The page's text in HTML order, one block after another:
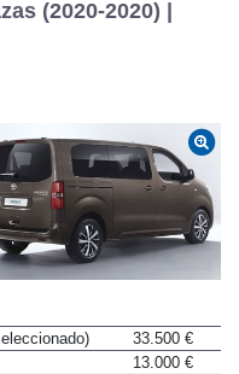
(2020-2020) |
33.500 €
13.000 €